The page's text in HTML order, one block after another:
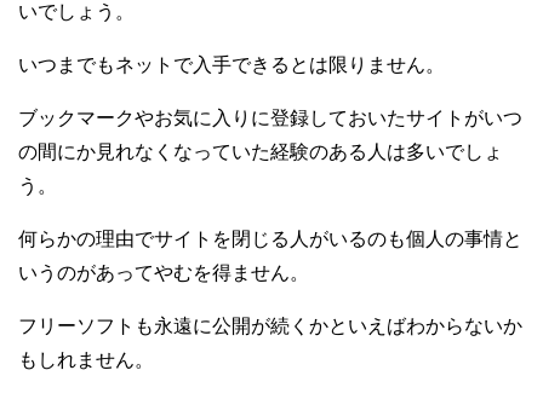
いでしょう。
いつまでもネットで入手できるとは限りません。
ブックマークやお気に入りに登録しておいたサイトがいつ
の間にか見れなくなっていた経験のある人は多いでしょ
う。
何らかの理由でサイトを閉じる人がいるのも個人の事情と
いうのがあってやむを得ません。
フリーソフトも永遠に公開が続くかといえばわからないか
もしれません。